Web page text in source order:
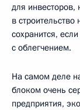
для инвесторов,
в
сохранится,
с облегчением.
На самом деле
блоком очень
предприятия,